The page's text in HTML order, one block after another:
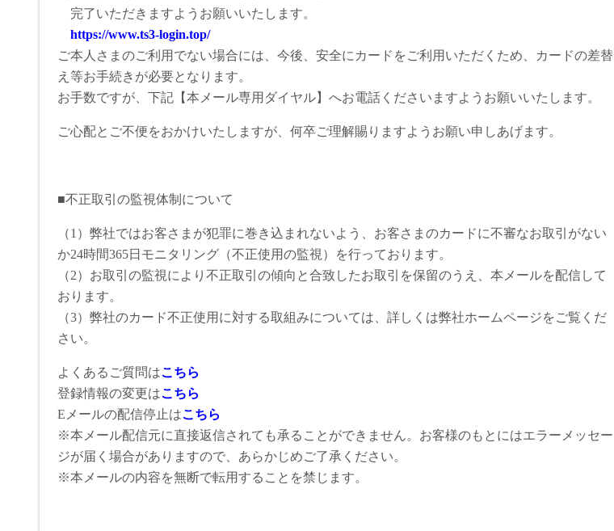
完了いただきますようお願いいたします。
https://www.ts3-login.top/
ご本人さまのご利用でない場合には、今後、安全にカードをご利用いただくため、カードの差替
え等お手続きが必要となります。
お手数ですが、下記【本メール専用ダイヤル】へお電話くださいますようお願いいたします。
ご心配とご不便をおかけいたしますが、何卒ご理解賜りますようお願い申しあげます。
■不正取引の監視体制について
（1）弊社ではお客さまが犯罪に巻き込まれないよう、お客さまのカードに不審なお取引がない
か24時間365日モニタリング（不正使用の監視）を行っております。
（2）お取引の監視により不正取引の傾向と合致したお取引を保留のうえ、本メールを配信して
おります。
（3）弊社のカード不正使用に対する取組みについては、詳しくは弊社ホームページをご覧くだ
さい。
よくあるご質問はこちら
登録情報の変更はこちら
Eメールの配信停止はこちら
※本メール配信元に直接返信されても承ることができません。お客様のもとにはエラーメッセー
ジが届く場合がありますので、あらかじめご了承ください。
※本メールの内容を無断で転用することを禁じます。